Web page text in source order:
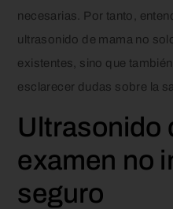
necesarias. Por tanto,
ultrasonido de mama no
existentes, sino que
esclarecer dudas sobre la
Ultrasonido
examen no
seguro